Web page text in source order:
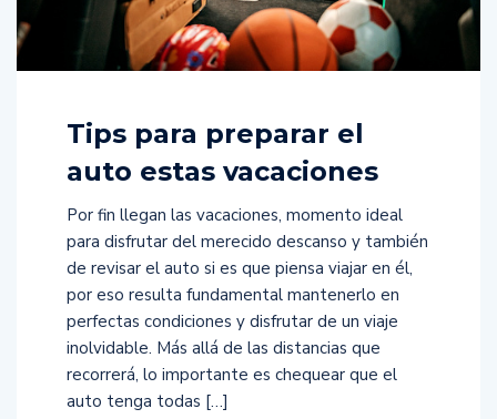
Tips para preparar el
auto estas vacaciones
Por fin llegan las vacaciones, momento ideal
para disfrutar del merecido descanso y también
de revisar el auto si es que piensa viajar en él,
por eso resulta fundamental mantenerlo en
perfectas condiciones y disfrutar de un viaje
inolvidable. Más allá de las distancias que
recorrerá, lo importante es chequear que el
auto tenga todas […]